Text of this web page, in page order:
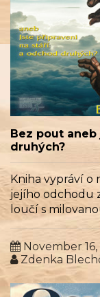
Bez pout
druhých?
Kniha vypráví
jejího odchodu
loučí s
November 16,
Zdenka